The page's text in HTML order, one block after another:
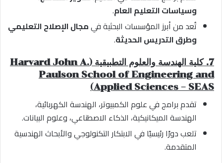
وسياسات التعليم العام.
تُعد من أبرز المؤسسات البحثية فيمجال الإصلاح التعليمي
وطرق التدريس الحديثة.
7. كلية الهندسة والعلوم التطبيقية (Harvard John A.
Paulson School of Engineering and
Applied Sciences – SEAS)
تقدم برامج في علوم الكمبيوتر، الهندسة الكهربائية،
الهندسة الميكانيكية، الذكاء الاصطناعي، وعلوم البيانات.
تلعب دورًا رئيسيًا في الابتكار التكنولوجي والأبحاث الهندسية
المتقدمة.